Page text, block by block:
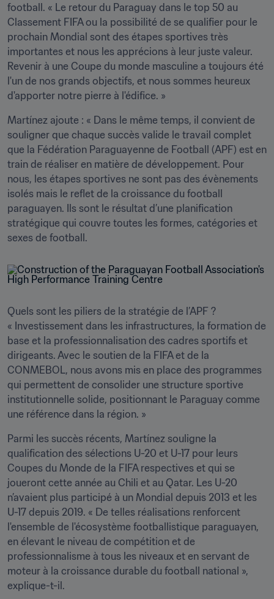
football. « Le retour du Paraguay dans le top 50 au
Classement FIFA ou la possibilité de se qualifier pour le
prochain Mondial sont des étapes sportives très
importantes et nous les apprécions à leur juste valeur.
Revenir à une Coupe du monde masculine a toujours été
l'un de nos grands objectifs, et nous sommes heureux
d'apporter notre pierre à l'édifice. »
Martínez ajoute : « Dans le même temps, il convient de
souligner que chaque succès valide le travail complet
que la Fédération Paraguayenne de Football (APF) est en
train de réaliser en matière de développement. Pour
nous, les étapes sportives ne sont pas des évènements
isolés mais le reflet de la croissance du football
paraguayen. Ils sont le résultat d’une planification
stratégique qui couvre toutes les formes, catégories et
sexes de football.
Quels sont les piliers de la stratégie de l’APF ?
« Investissement dans les infrastructures, la formation de
base et la professionnalisation des cadres sportifs et
dirigeants. Avec le soutien de la FIFA et de la
CONMEBOL, nous avons mis en place des programmes
qui permettent de consolider une structure sportive
institutionnelle solide, positionnant le Paraguay comme
une référence dans la région. »
Parmi les succès récents, Martínez souligne la
qualification des sélections U-20 et U-17 pour leurs
Coupes du Monde de la FIFA respectives et qui se
joueront cette année au Chili et au Qatar. Les U-20
n’avaient plus participé à un Mondial depuis 2013 et les
U-17 depuis 2019. « De telles réalisations renforcent
l'ensemble de l'écosystème footballistique paraguayen,
en élevant le niveau de compétition et de
professionnalisme à tous les niveaux et en servant de
moteur à la croissance durable du football national »,
explique-t-il.